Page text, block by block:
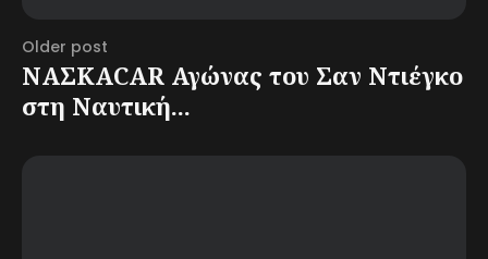
Older post
ΝΑΣΚΑCAR Αγώνας του Σαν Ντιέγκο
στη Ναυτική...